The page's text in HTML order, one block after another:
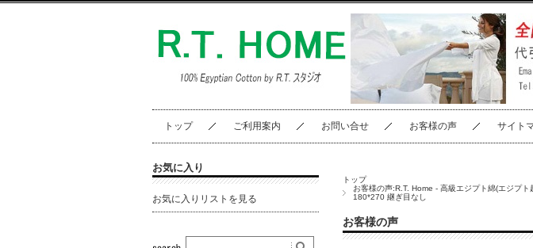
トップ ご利用案内 お問い合せ お客様の声 サイト
トップ
お客様の声:R.T. Home - 高級エジプト綿(エジプ
180*270 継ぎ目なし
お客様の声
お気に入り
お気に入りリストを見る